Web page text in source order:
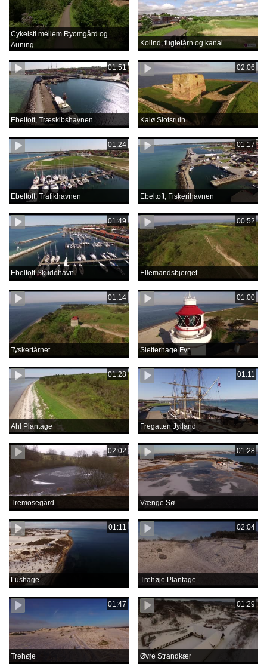
Cykelsti mellem Ryomgård og
Auning
Kolind, fugletårn og kanal
01:51
Ebeltoft, Træskibshavnen
02:06
Kalø Slotsruin
01:24
Ebeltoft, Trafikhavnen
01:17
Ebeltoft, Fiskerihavnen
01:49
Ebeltoft Skudehavn
00:52
Ellemandsbjerget
01:14
Tyskertårnet
01:00
Sletterhage Fyr
01:28
Ahl Plantage
01:11
Fregatten Jylland
02:02
Tremosegård
01:28
Vænge Sø
01:11
Lushage
02:04
Trehøje Plantage
01:47
Trehøje
01:29
Øvre Strandkær